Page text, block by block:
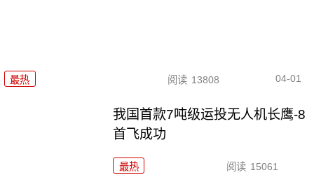
最热 阅读 13808 04-01
我国首款7吨级运投无人机长鹰-8
首飞成功
最热 阅读 15061